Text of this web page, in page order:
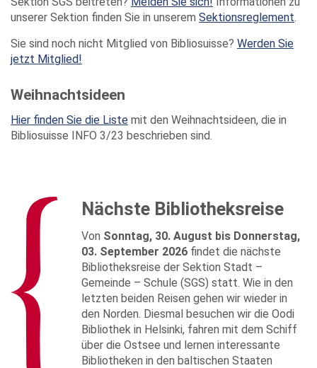
unserer Sektion finden Sie in unserem Sektionsreglement.
Sie sind noch nicht Mitglied von Bibliosuisse? Werden Sie
jetzt Mitglied!
Weihnachtsideen
Hier finden Sie die Liste mit den Weihnachtsideen, die in
Bibliosuisse INFO 3/23 beschrieben sind.
Nächste Bibliotheksreise
Von Sonntag, 30. August bis Donnerstag,
03. September 2026 findet die nächste
Bibliotheksreise der Sektion Stadt –
Gemeinde – Schule (SGS) statt. Wie in den
letzten beiden Reisen gehen wir wieder in
den Norden. Diesmal besuchen wir die Oodi
Bibliothek in Helsinki, fahren mit dem Schiff
über die Ostsee und lernen interessante
Bibliotheken in den baltischen Staaten